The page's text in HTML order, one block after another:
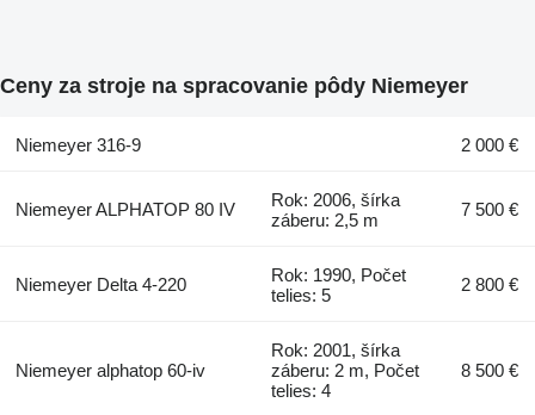
Ceny za stroje na spracovanie pôdy Niemeyer
Niemeyer 316-9 2 000 €
Niemeyer ALPHATOP 80 IV
Rok: 2006, šírka
záberu: 2,5 m
7 500 €
Niemeyer Delta 4-220
Rok: 1990, Počet
telies: 5
2 800 €
Niemeyer alphatop 60-iv
Rok: 2001, šírka
záberu: 2 m, Počet
telies: 4
8 500 €